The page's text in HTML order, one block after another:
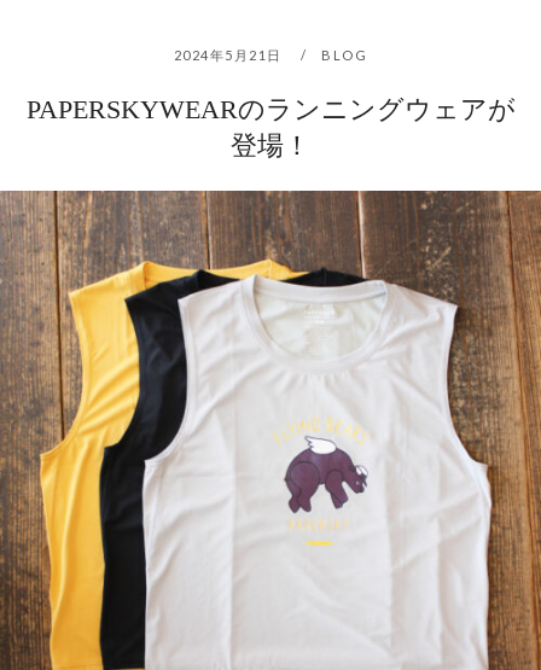
2024年5月21日 BLOG
PAPERSKYWEARのランニングウェアが
登場！